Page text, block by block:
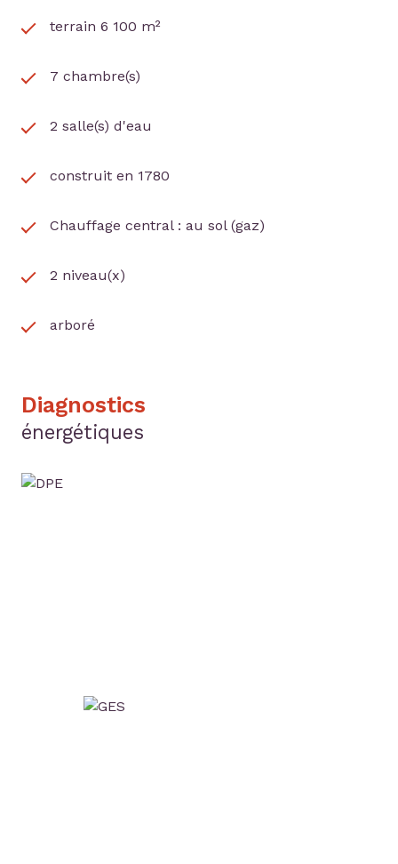
terrain 6 100 m²
7 chambre(s)
2 salle(s) d'eau
construit en 1780
Chauffage central : au sol (gaz)
2 niveau(x)
arboré
Diagnostics
énergétiques